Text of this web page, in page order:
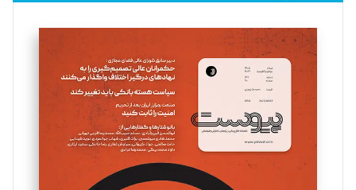
تحریریه
سروش کرمیان
تحریریه
مینا پاکدل